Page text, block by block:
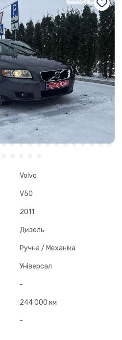
Volvo
V50
2011
Дизель
Ручна / Механіка
Універсал
-
244 000 км
-